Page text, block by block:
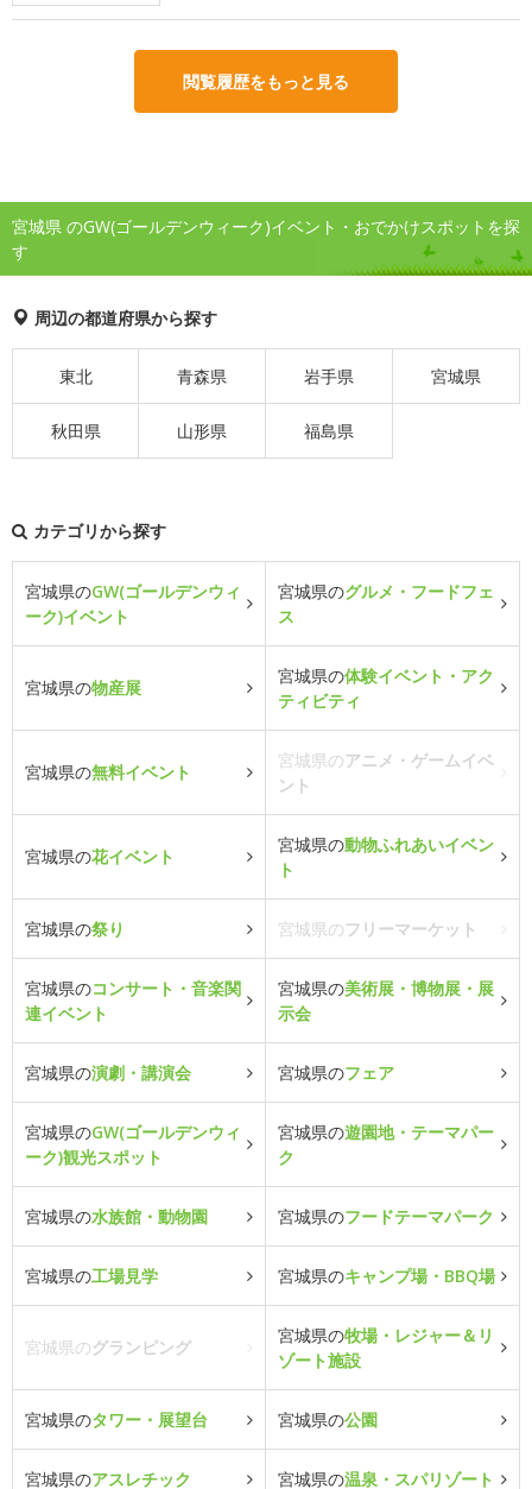
閲覧履歴をもっと見る
宮城県 のGW(ゴールデンウィーク)イベント・おでかけスポットを探
す
周辺の都道府県から探す
東北 青森県 岩手県 宮城県
秋田県 山形県 福島県
カテゴリから探す
宮城県のGW(ゴールデンウィ
ーク)イベント
宮城県のグルメ・フードフェ
ス
宮城県の物産展
宮城県の体験イベント・アク
ティビティ
宮城県の無料イベント
宮城県のアニメ・ゲームイベ
ント
宮城県の花イベント
宮城県の動物ふれあいイベン
ト
宮城県の祭り 宮城県のフリーマーケット
宮城県のコンサート・音楽関
連イベント
宮城県の美術展・博物展・展
示会
宮城県の演劇・講演会 宮城県のフェア
宮城県のGW(ゴールデンウィ
ーク)観光スポット
宮城県の遊園地・テーマパー
ク
宮城県の水族館・動物園 宮城県のフードテーマパーク
宮城県の工場見学 宮城県のキャンプ場・BBQ場
宮城県のグランピング
宮城県の牧場・レジャー＆リ
ゾート施設
宮城県のタワー・展望台 宮城県の公園
宮城県のアスレチック 宮城県の温泉・スパリゾート